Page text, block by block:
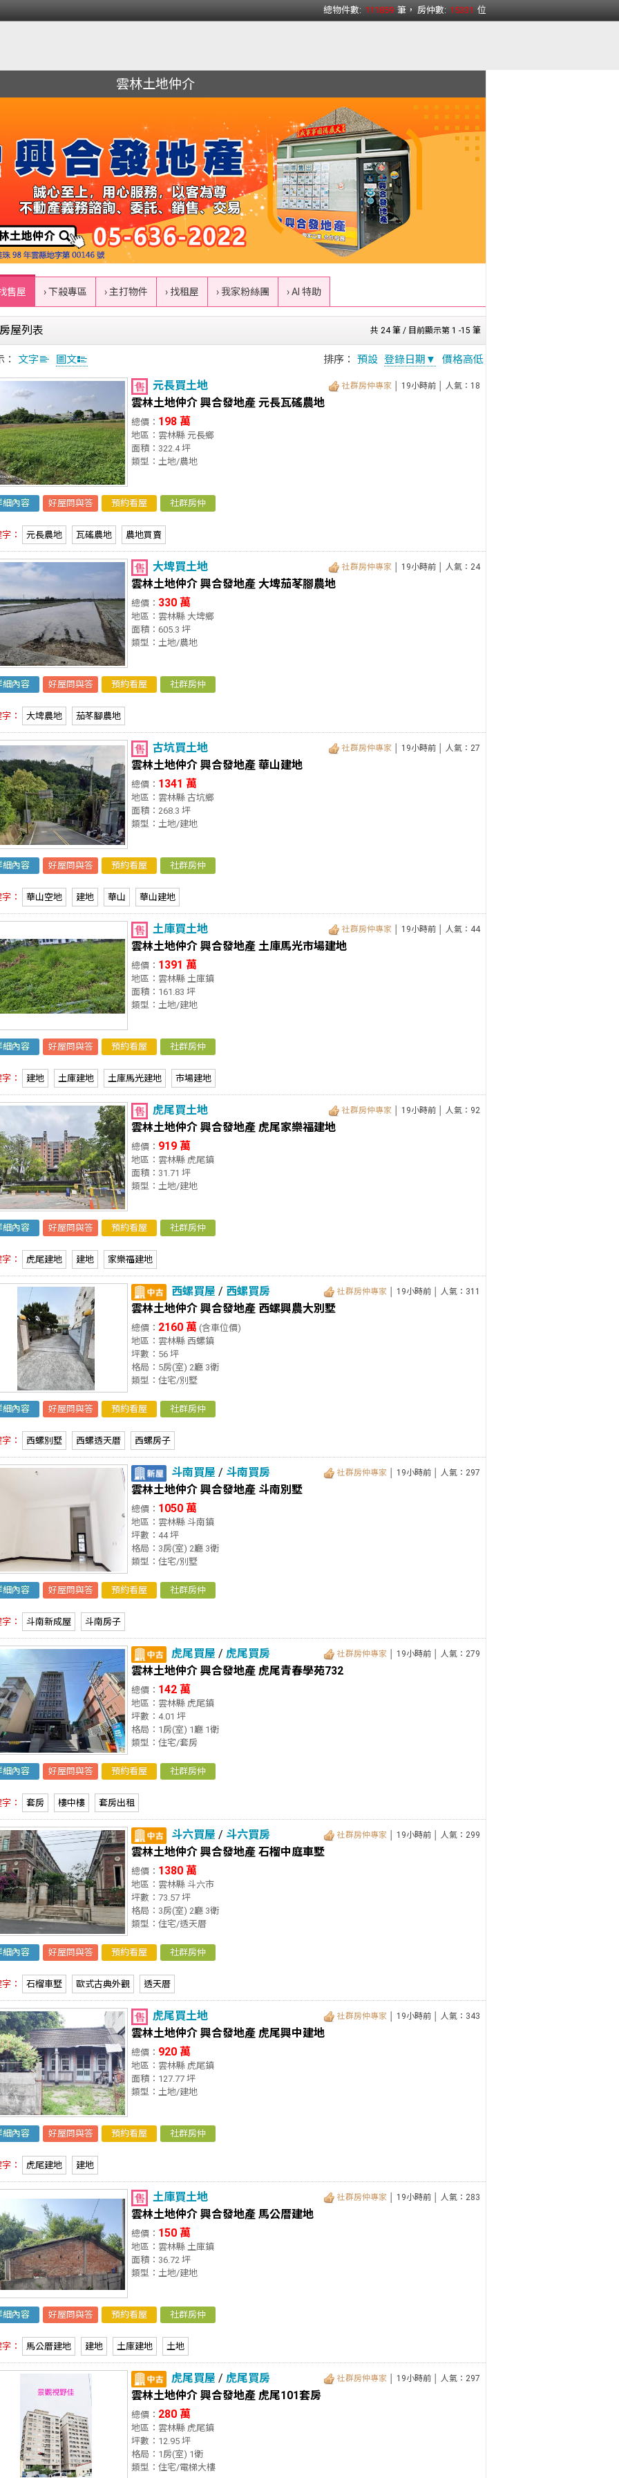
總物件數: 111859 筆， 房仲數: 15331 位
雲林土地仲介
售屋 › 下殺專區 › 主打物件 › 找租屋 › 我家粉絲團 › AI 特助
共 24 筆 / 目前顯示第 1 -15 筆
房屋列表
： 文字 圖文 排序： 預設 登錄日期▼ 價格高低
元長買土地 社群房仲專家 │ 19小時前 │ 人氣：18
雲林土地仲介 興合發地產 元長瓦磘農地
總價： 198 萬
地區：雲林縣 元長鄉
面積：322.4 坪
類型：土地/農地
細內容 好屋問與答 預約看屋 社群房仲
： 元長農地 瓦磘農地 農地買賣
大埤買土地 社群房仲專家 │ 19小時前 │ 人氣：24
雲林土地仲介 興合發地產 大埤茄苳腳農地
總價： 330 萬
地區：雲林縣 大埤鄉
面積：605.3 坪
類型：土地/農地
細內容 好屋問與答 預約看屋 社群房仲
： 大埤農地 茄苳腳農地
古坑買土地 社群房仲專家 │ 19小時前 │ 人氣：27
雲林土地仲介 興合發地產 華山建地
總價： 1341 萬
地區：雲林縣 古坑鄉
面積：268.3 坪
類型：土地/建地
細內容 好屋問與答 預約看屋 社群房仲
： 華山空地 建地 華山 華山建地
土庫買土地 社群房仲專家 │ 19小時前 │ 人氣：44
雲林土地仲介 興合發地產 土庫馬光市場建地
總價： 1391 萬
地區：雲林縣 土庫鎮
面積：161.83 坪
類型：土地/建地
細內容 好屋問與答 預約看屋 社群房仲
： 建地 土庫建地 土庫馬光建地 市場建地
虎尾買土地 社群房仲專家 │ 19小時前 │ 人氣：92
雲林土地仲介 興合發地產 虎尾家樂福建地
總價： 919 萬
地區：雲林縣 虎尾鎮
面積：31.71 坪
類型：土地/建地
細內容 好屋問與答 預約看屋 社群房仲
： 虎尾建地 建地 家樂福建地
西螺買屋 / 西螺買房 社群房仲專家 │ 19小時前 │ 人氣：311
雲林土地仲介 興合發地產 西螺興農大別墅
總價： 2160 萬 (含車位價)
地區：雲林縣 西螺鎮
坪數：56 坪
格局：5房(室) 2廳 3衛
類型：住宅/別墅
細內容 好屋問與答 預約看屋 社群房仲
： 西螺別墅 西螺透天厝 西螺房子
斗南買屋 / 斗南買房 社群房仲專家 │ 19小時前 │ 人氣：297
雲林土地仲介 興合發地產 斗南別墅
總價： 1050 萬
地區：雲林縣 斗南鎮
坪數：44 坪
格局：3房(室) 2廳 3衛
類型：住宅/別墅
細內容 好屋問與答 預約看屋 社群房仲
： 斗南新成屋 斗南房子
虎尾買屋 / 虎尾買房 社群房仲專家 │ 19小時前 │ 人氣：279
雲林土地仲介 興合發地產 虎尾青春學苑732
總價： 142 萬
地區：雲林縣 虎尾鎮
坪數：4.01 坪
格局：1房(室) 1廳 1衛
類型：住宅/套房
細內容 好屋問與答 預約看屋 社群房仲
： 套房 樓中樓 套房出租
斗六買屋 / 斗六買房 社群房仲專家 │ 19小時前 │ 人氣：299
雲林土地仲介 興合發地產 石榴中庭車墅
總價： 1380 萬
地區：雲林縣 斗六市
坪數：73.57 坪
格局：3房(室) 2廳 3衛
類型：住宅/透天厝
細內容 好屋問與答 預約看屋 社群房仲
： 石榴車墅 歐式古典外觀 透天厝
虎尾買土地 社群房仲專家 │ 19小時前 │ 人氣：343
雲林土地仲介 興合發地產 虎尾興中建地
總價： 920 萬
地區：雲林縣 虎尾鎮
面積：127.77 坪
類型：土地/建地
細內容 好屋問與答 預約看屋 社群房仲
： 虎尾建地 建地
土庫買土地 社群房仲專家 │ 19小時前 │ 人氣：283
雲林土地仲介 興合發地產 馬公厝建地
總價： 150 萬
地區：雲林縣 土庫鎮
面積：36.72 坪
類型：土地/建地
細內容 好屋問與答 預約看屋 社群房仲
： 馬公厝建地 建地 土庫建地 土地
虎尾買屋 / 虎尾買房 社群房仲專家 │ 19小時前 │ 人氣：297
雲林土地仲介 興合發地產 虎尾101套房
總價： 280 萬
地區：雲林縣 虎尾鎮
坪數：12.95 坪
格局：1房(室) 1衛
類型：住宅/電梯大樓